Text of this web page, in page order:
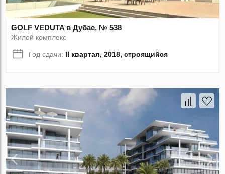
GOLF VEDUTA в Дубае, № 538
Жилой комплекс
Год сдачи: II квартал, 2018, строящийся